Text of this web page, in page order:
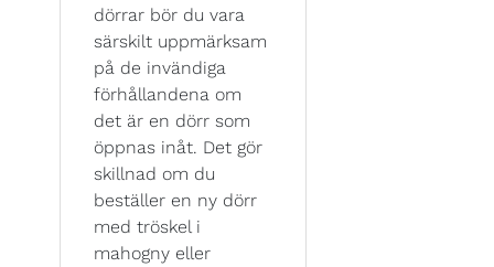
dörrar bör du vara
särskilt uppmärksam
på de invändiga
förhållandena om
det är en dörr som
öppnas inåt. Det gör
skillnad om du
beställer en ny dörr
med tröskel i
mahogny eller